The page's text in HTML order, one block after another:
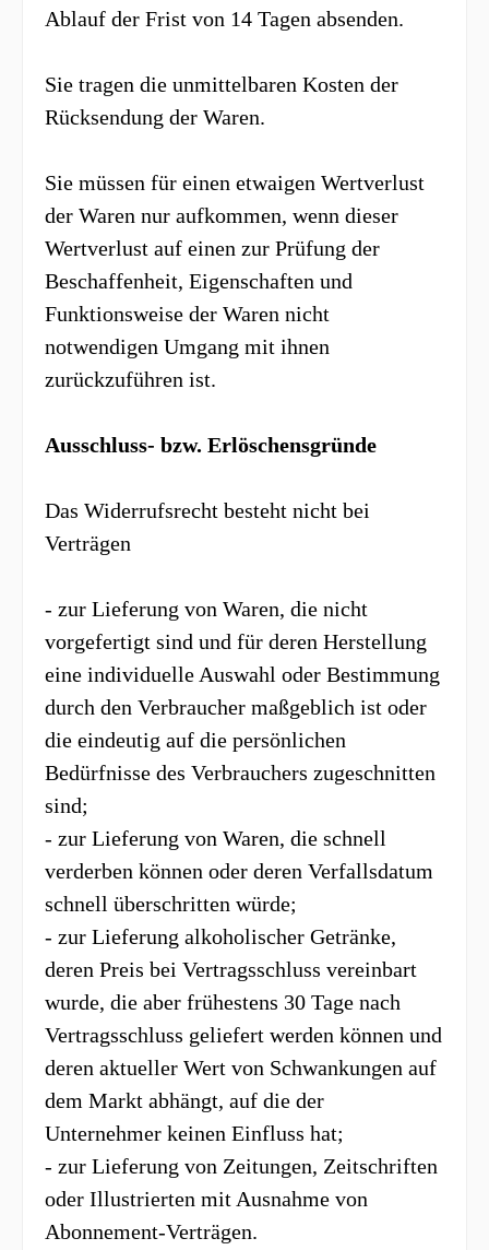
Ablauf der Frist von 14 Tagen absenden.
Sie tragen die unmittelbaren Kosten der
Rücksendung der Waren.
Sie müssen für einen etwaigen Wertverlust
der Waren nur aufkommen, wenn dieser
Wertverlust auf einen zur Prüfung der
Beschaffenheit, Eigenschaften und
Funktionsweise der Waren nicht
notwendigen Umgang mit ihnen
zurückzuführen ist.
Ausschluss- bzw. Erlöschensgründe
Das Widerrufsrecht besteht nicht bei
Verträgen
- zur Lieferung von Waren, die nicht
vorgefertigt sind und für deren Herstellung
eine individuelle Auswahl oder Bestimmung
durch den Verbraucher maßgeblich ist oder
die eindeutig auf die persönlichen
Bedürfnisse des Verbrauchers zugeschnitten
sind;
- zur Lieferung von Waren, die schnell
verderben können oder deren Verfallsdatum
schnell überschritten würde;
- zur Lieferung alkoholischer Getränke,
deren Preis bei Vertragsschluss vereinbart
wurde, die aber frühestens 30 Tage nach
Vertragsschluss geliefert werden können und
deren aktueller Wert von Schwankungen auf
dem Markt abhängt, auf die der
Unternehmer keinen Einfluss hat;
- zur Lieferung von Zeitungen, Zeitschriften
oder Illustrierten mit Ausnahme von
Abonnement-Verträgen.